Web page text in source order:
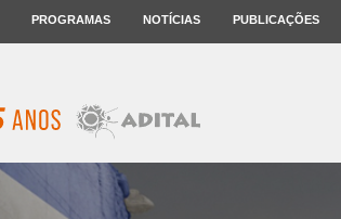
PROGRAMAS NOTÍCIAS PUBLICAÇÕES